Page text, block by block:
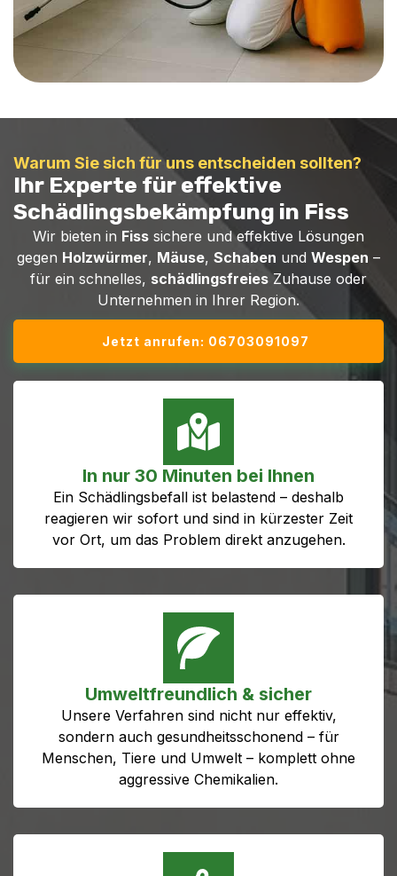
Warum Sie sich für uns entscheiden sollten?
Ihr Experte für effektive
Schädlingsbekämpfung in Fiss
Wir bieten in Fiss sichere und effektive Lösungen
gegen Holzwürmer, Mäuse, Schaben und Wespen –
für ein schnelles, schädlingsfreies Zuhause oder
Unternehmen in Ihrer Region.
Jetzt anrufen: 06703091097
In nur 30 Minuten bei Ihnen
Ein Schädlingsbefall ist belastend – deshalb
reagieren wir sofort und sind in kürzester Zeit
vor Ort, um das Problem direkt anzugehen.
Umweltfreundlich & sicher
Unsere Verfahren sind nicht nur effektiv,
sondern auch gesundheitsschonend – für
Menschen, Tiere und Umwelt – komplett ohne
aggressive Chemikalien.